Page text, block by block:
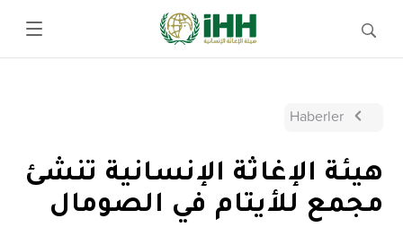
Haberler
هيئة الإغاثة الإنسانية تنشئ
مجمع للأيتام في الصومال